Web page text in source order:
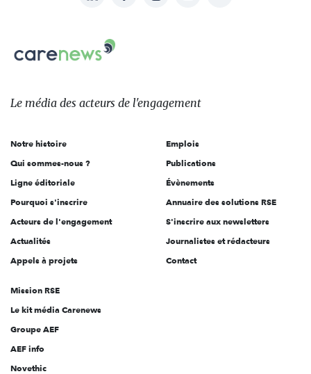
sur:
Le
des
l'engagement
Le média des acteurs de l'engagement
Notre histoire
Qui sommes-nous ?
Ligne éditoriale
Pourquoi s'inscrire
Acteurs de l'engagement
Actualités
Appels à projets
Emplois
Publications
Évènements
Annuaire des solutions RSE
S'inscrire aux newsletters
Journalistes et rédacteurs
Contact
Mission RSE
Le kit média Carenews
Groupe AEF
AEF info
Novethic